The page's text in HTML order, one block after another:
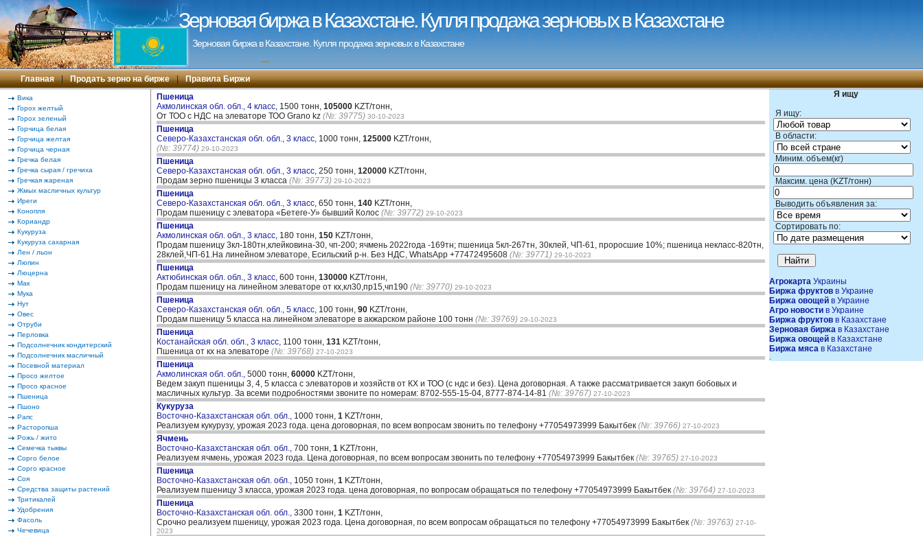
Зерновая биржа в Казахстане. Купля продажа зерновых в Казахстане
Зерновая биржа в Казахстане. Купля продажа зерновых в Казахстане
---
Главная | Продать зерно на бирже | Правила Биржи
Вика
Горох желтый
Горох зеленый
Горчица белая
Горчица желтая
Горчица черная
Гречка белая
Гречка сырая / гречиха
Гречкая жареная
Жмых масличных культур
Иреги
Конопля
Кориандр
Кукуруза
Кукуруза сахарная
Лен / льон
Люпин
Люцерна
Мак
Мука
Нут
Овес
Отруби
Перловка
Подсолнечник кондитерский
Подсолнечник масличный
Посевной материал
Просо желтое
Просо красное
Пшеница
Пшоно
Рапс
Расторопша
Рожь / жито
Семечка тыквы
Сорго белое
Сорго красное
Соя
Средства защиты растений
Тритикалей
Удобрения
Фасоль
Чечевица
Я ищу
Я ищу:
В области:
Миним. объем(кг)
Максим. цена (KZT/тонн)
Выводить объявления за:
Сортировать по:
Агрокарта Украины
Биржа фруктов в Украине
Биржа овощей в Украине
Агро новости в Украине
Биржа фруктов в Казахстане
Зерновая биржа в Казахстане
Биржа овощей в Казахстане
Биржа мяса в Казахстане
Пшеница
Акмолинская обл. обл., 4 класс, 1500 тонн, 105000 KZT/тонн,
От ТОО с НДС на элеваторе ТОО Grano kz (№: 39775) 30-10-2023
Пшеница
Северо-Казахстанская обл. обл., 3 класс, 1000 тонн, 125000 KZT/тонн,
(№: 39774) 29-10-2023
Пшеница
Северо-Казахстанская обл. обл., 3 класс, 250 тонн, 120000 KZT/тонн,
Продам зерно пшеницы 3 класса (№: 39773) 29-10-2023
Пшеница
Северо-Казахстанская обл. обл., 3 класс, 650 тонн, 140 KZT/тонн,
Продам пшеницу с элеватора «Бетеге-У» бывший Колос (№: 39772) 29-10-2023
Пшеница
Акмолинская обл. обл., 3 класс, 180 тонн, 150 KZT/тонн,
Продам пшеницу 3кл-180тн,клейковина-30, чп-200; ячмень 2022года -169тн; пшеница 5кл-267тн, 30клей, ЧП-61, проросшие 10%; пшеница некласс-820тн,
28клей,ЧП-61.На линейном элеваторе, Есильский р-н. Без НДС, WhatsApp +77472495608 (№: 39771) 29-10-2023
Пшеница
Актюбинская обл. обл., 3 класс, 600 тонн, 130000 KZT/тонн,
Продам пшеницу на линейном элеваторе от кх,кл30,пр15,чп190 (№: 39770) 29-10-2023
Пшеница
Северо-Казахстанская обл. обл., 5 класс, 100 тонн, 90 KZT/тонн,
Продам пшеницу 5 класса на линейном элеваторе в акжарском районе 100 тонн (№: 39769) 29-10-2023
Пшеница
Костанайская обл. обл., 3 класс, 1100 тонн, 131 KZT/тонн,
Пшеница от кх на элеваторе (№: 39768) 27-10-2023
Пшеница
Акмолинская обл. обл., 5000 тонн, 60000 KZT/тонн,
Ведем закуп пшеницы 3, 4, 5 класса с элеваторов и хозяйств от КХ и ТОО (с ндс и без). Цена договорная. А также рассматривается закуп бобовых и
масличных культур. За всеми подробностями звоните по номерам: 8702-555-15-04, 8777-874-14-81 (№: 39767) 27-10-2023
Кукуруза
Восточно-Казахстанская обл. обл., 1000 тонн, 1 KZT/тонн,
Реализуем кукурузу, урожая 2023 года. цена договорная, по всем вопросам звонить по телефону +77054973999 Бакытбек (№: 39766) 27-10-2023
Ячмень
Восточно-Казахстанская обл. обл., 700 тонн, 1 KZT/тонн,
Реализуем ячмень, урожая 2023 года. Цена договорная, по всем вопросам звонить по телефону +77054973999 Бакытбек (№: 39765) 27-10-2023
Пшеница
Восточно-Казахстанская обл. обл., 1050 тонн, 1 KZT/тонн,
Реализуем пшеницу 3 класса, урожая 2023 года. цена договорная, по вопросам обращаться по телефону +77054973999 Бакытбек (№: 39764) 27-10-2023
Пшеница
Восточно-Казахстанская обл. обл., 3300 тонн, 1 KZT/тонн,
Срочно реализуем пшеницу, урожая 2023 года. Цена договорная, по всем вопросам обращаться по телефону +77054973999 Бакытбек (№: 39763) 27-10-
2023